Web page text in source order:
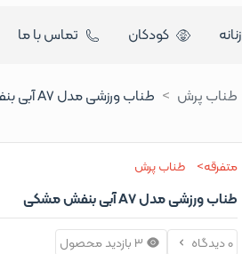
زنانه کودکان تماس با ما
طناب پرش طناب ورزشی مدل A7 آبی بنفش مشکی
متفرقه طناب پرش
طناب ورزشی مدل A7 آبی بنفش مشکی
0 دیدگاه 3 بازدید محصول